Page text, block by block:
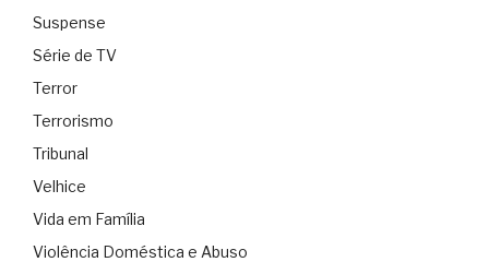
Suspense
Série de TV
Terror
Terrorismo
Tribunal
Velhice
Vida em Família
Violência Doméstica e Abuso